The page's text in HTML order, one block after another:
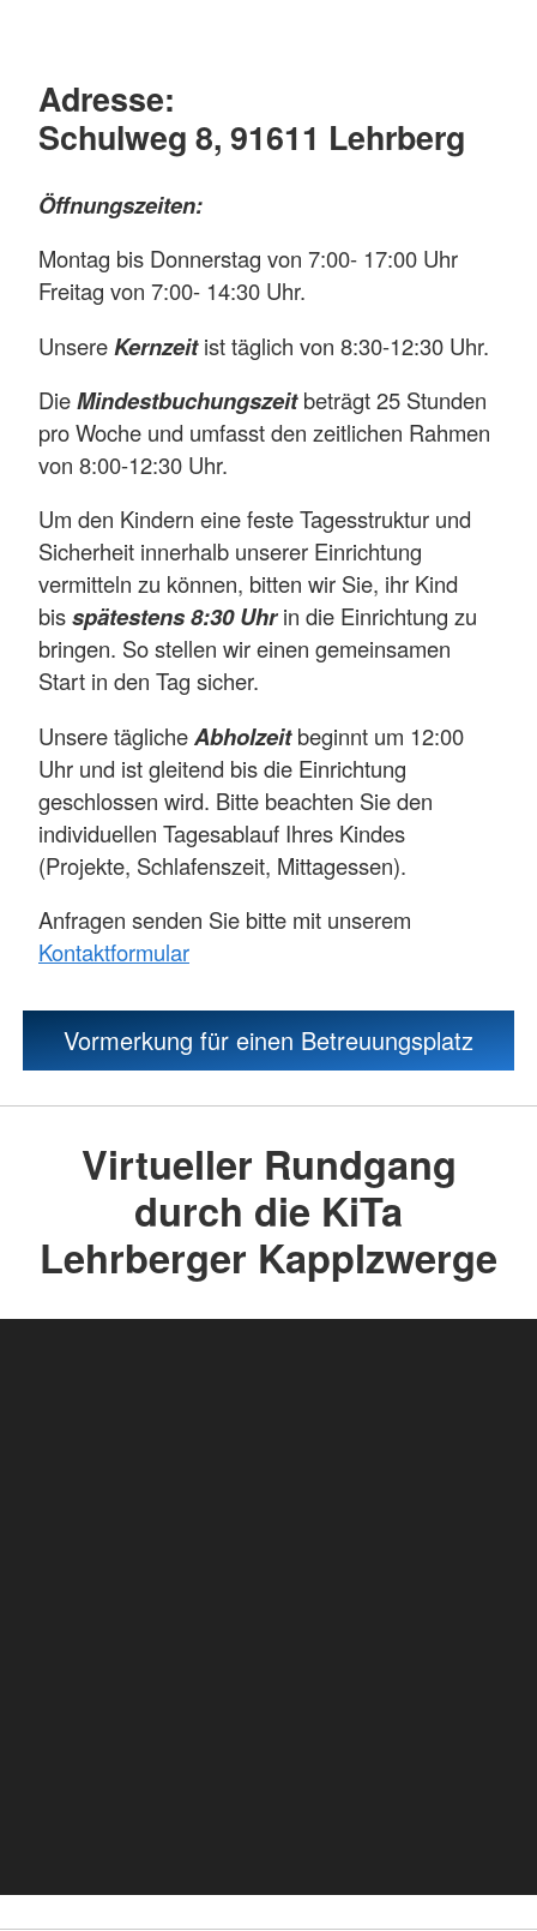
Adresse:
Schulweg 8, 91611 Lehrberg
Öffnungszeiten:
Montag bis Donnerstag von 7:00- 17:00 Uhr
Freitag von 7:00- 14:30 Uhr.
UnsereKernzeitist täglich von 8:30-12:30 Uhr.
DieMindestbuchungszeitbeträgt 25 Stunden
pro Woche und umfasst den zeitlichen Rahmen
von 8:00-12:30 Uhr.
Um den Kindern eine feste Tagesstruktur und
Sicherheit innerhalb unserer Einrichtung
vermitteln zu können, bitten wir Sie, ihr Kind
bisspätestens 8:30 Uhrin die Einrichtung zu
bringen. So stellen wir einen gemeinsamen
Start in den Tag sicher.
Unsere täglicheAbholzeitbeginnt um 12:00
Uhr und ist gleitend bis die Einrichtung
geschlossen wird. Bitte beachten Sie den
individuellen Tagesablauf Ihres Kindes
(Projekte, Schlafenszeit, Mittagessen).
Anfragen senden Sie bitte mit unserem
Kontaktformular
Vormerkung für einen Betreuungsplatz
Virtueller Rundgang
durch die KiTa
Lehrberger Kapplzwerge